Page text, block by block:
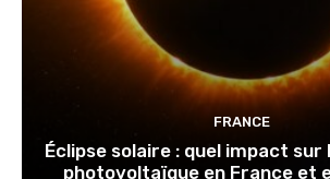
FRANCE
Éclipse solaire : quel impact
photovoltaïque en France et